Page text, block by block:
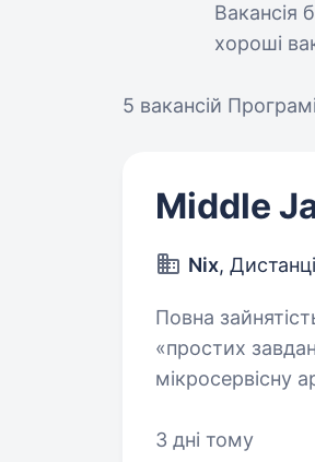
Вакансія
хороші
5 вакансій
Middle
Nix,
Повна зайнятість.
«простих
мікросервісну
3 дні тому